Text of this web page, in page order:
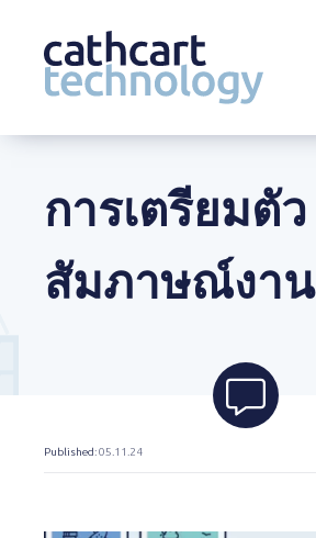
การเตรียมตัว
สัมภาษณ์งาน
Published: 05.11.24